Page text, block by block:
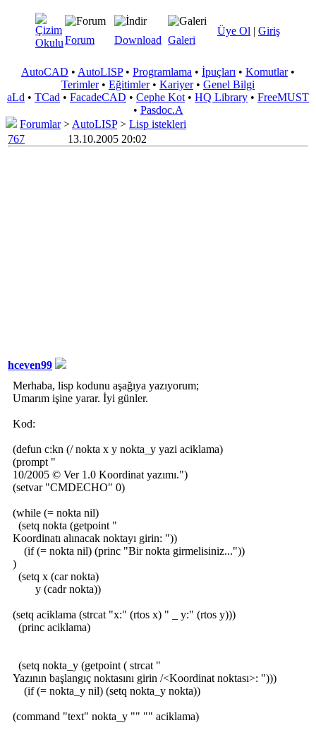
Üye Ol | Giriş
Forum Download Galeri
AutoCAD • AutoLISP• Programlama • İpuçları • Komutlar•
Terimler• Eğitimler• Kariyer• Genel Bilgi
aLd • TCad • FacadeCAD • Cephe Kot • HQ Library • FreeMUST
• Pasdoc.A
Forumlar> AutoLISP> Lisp istekleri
767
13.10.2005 20:02
hceven99
Merhaba, lisp kodunu aşağıya yazıyorum;
Umarım işine yarar. İyi günler.
Kod:
(defun c:kn (/ nokta x y nokta_y yazi aciklama)
(prompt "
10/2005 © Ver 1.0 Koordinat yazımı.")
(setvar "CMDECHO" 0)
(while (= nokta nil)
(setq nokta (getpoint "
Koordinatı alınacak noktayı girin: "))
(if (= nokta nil) (princ "Bir nokta girmelisiniz..."))
)
(setq x (car nokta)
y (cadr nokta))
(setq aciklama (strcat "x:" (rtos x) " _ y:" (rtos y)))
(princ aciklama)
(setq nokta_y (getpoint ( strcat "
Yazının başlangıç noktasını girin /<Koordinat noktası>: ")))
(if (= nokta_y nil) (setq nokta_y nokta))
(command "text" nokta_y "" "" aciklama)